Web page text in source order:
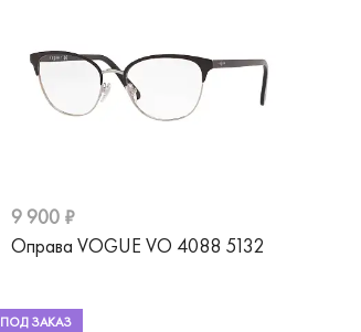
9 900 ₽
Оправа VOGUE VO 4088 5132
ПОД ЗАКАЗ